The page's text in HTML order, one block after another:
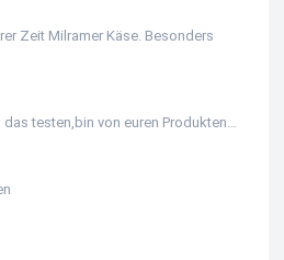
Zeit Milramer Käse. Besonders
testen,bin von euren Produkten…